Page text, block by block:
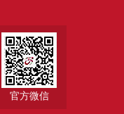
官方微信